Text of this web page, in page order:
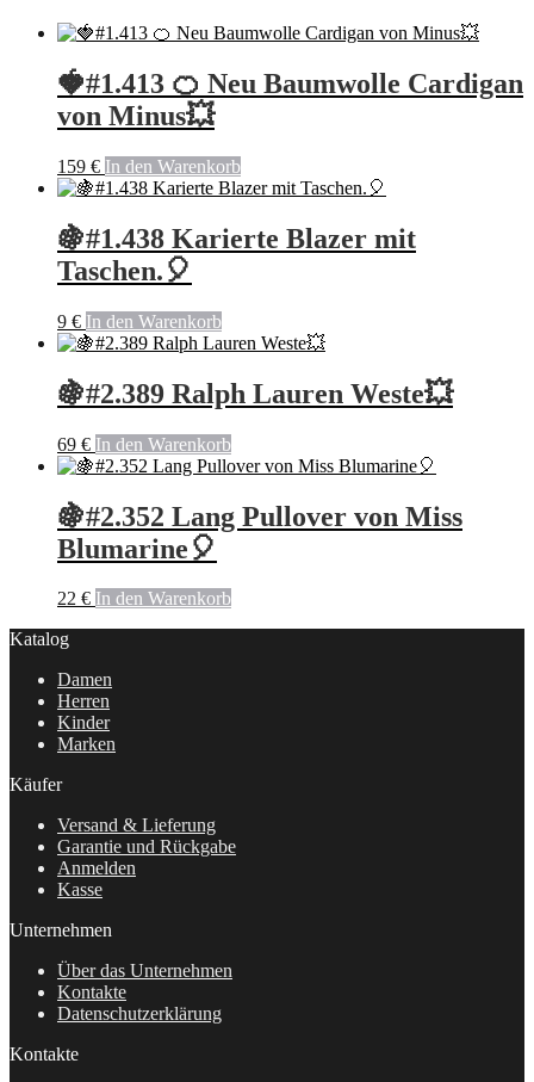
🍓#1.413 🍊 Neu Baumwolle Cardigan
von Minus💥
159 € In den Warenkorb
🍇#1.438 Karierte Blazer mit
Taschen.🎈
9 € In den Warenkorb
🍇#2.389 Ralph Lauren Weste💥
69 € In den Warenkorb
🍇#2.352 Lang Pullover von Miss
Blumarine🎈
22 € In den Warenkorb
Katalog
Damen
Herren
Kinder
Marken
Käufer
Versand & Lieferung
Garantie und Rückgabe
Anmelden
Kasse
Unternehmen
Über das Unternehmen
Kontakte
Datenschutzerklärung
Kontakte